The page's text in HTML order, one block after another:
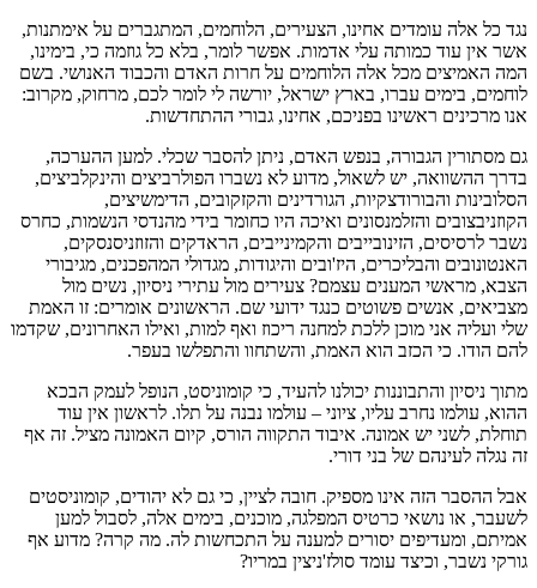
נגד כל אלה עומדים אחינו, הצעירים, הלוחמים, המתגברים על אימתנות,
אשר אין עוד כמותה עלי אדמות. אפשר לומר, בלא כל גוזמה כי, בימינו,
המה האמיצים מכל אלה הלוחמים על חרות האדם והכבוד האנושי. בשם
לוחמים, בימים עברו, בארץ ישראל, יורשה לי לומר לכם, מרחוק, מקרוב:
אנו מרכינים ראשינו בפניכם, אחינו, גבורי ההתחדשות.
גם מסתורין הגבורה, בנפש האדם, ניתן להסבר שכלי. למען ההערכה,
בדרך ההשוואה, יש לשאול, מדוע לא נשברו הפולרביצים והינקלביצים,
הסלובינות והבורודצקיות, הגורדינים והקזקובים, הדימשיצים,
הקוזניבצובים והזלמנסונים ואיכה היו כחומר בידי מהנדסי הנשמות, כחרס
נשבר לרסיסים, הזינובייבים והקמינייבים, הראדקים והזוזניסנסקים,
האנטונובים והבליכרים, היז'ובים והיגודות, מגדולי המהפכנים, מגיבורי
הצבא, מראשי המענים עצמם? צעירים מול עתירי ניסיון, נשים מול
מצביאים, אנשים פשוטים כנגד ידועי שם. הראשונים אומרים: זו האמת
שלי ועליה אני מוכן ללכת למחנה ריכוז ואף למות, ואילו האחרונים, שקדמו
להם הודו. כי הכזב הוא האמת, והשתחוו והתפלשו בעפר.
מתוך ניסיון והתבוננות יכולנו להעיד, כי קומוניסט, הנופל לעמק הבכא
ההוא, עולמו נחרב עליו, ציוני – עולמו נבנה על תלו. לראשון אין עוד
תוחלת, לשני יש אמונה. איבוד התקווה הורס, קיום האמונה מציל. זה אף
זה נגלה לעינהם של בני דורי.
אבל ההסבר הזה אינו מספיק. חובה לציין, כי גם לא יהודים, קומוניסטים
לשעבר, או נושאי כרטיס המפלגה, מוכנים, בימים אלה, לסבול למען
אמיתם, ומעדיפים יסורים למענה על התכחשות לה. מה קרה? מדוע אף
גורקי נשבר, וכיצד עומד סולז'ניצין במריו?